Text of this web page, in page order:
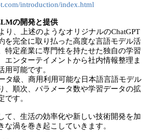
introduction/index.html
の開発と提供
り、上述のようなオリジナルのChatGPT
を完全に取り払った高度な言語モデル活
特定産業に専門性を持たせた独自の学習
エンターテイメントから社内情報整理ま
用可能です。
タ級、商用利用可能な日本語言語モデル
、順次、パラメータ数や学習データの拡
です。
て、生活の効率化や新しい技術開発を加
な渦を巻き起こしていきます。